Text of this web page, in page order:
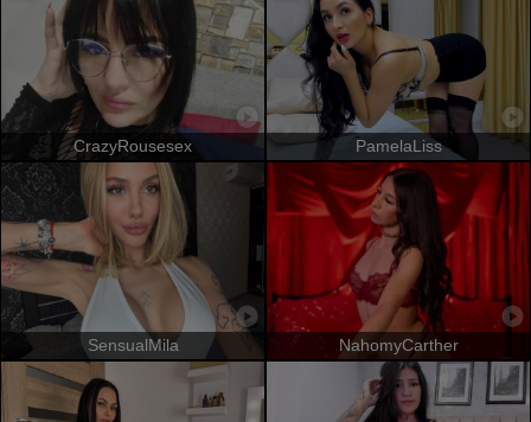
CrazyRousesex PamelaLiss
SensualMila NahomyCarther